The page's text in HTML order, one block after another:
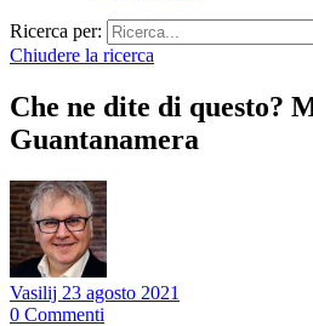
Ricerca per:
Chiudere la ricerca
Che ne dite di questo?
Guantanamera
Vasilij 23 agosto 2021
0 Commenti